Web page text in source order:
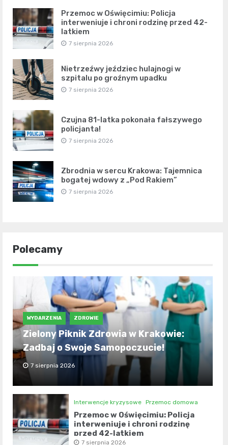
Przemoc w Oświęcimiu: Policja
interweniuje i chroni rodzinę przed 42-
latkiem
7 sierpnia 2026
Nietrzeźwy jeździec hulajnogi w
szpitalu po groźnym upadku
7 sierpnia 2026
Czujna 81-latka pokonała fałszywego
policjanta!
7 sierpnia 2026
Zbrodnia w sercu Krakowa: Tajemnica
bogatej wdowy z „Pod Rakiem”
7 sierpnia 2026
Polecamy
WYDARZENIA ZDROWIE
Zielony Piknik Zdrowia w Krakowie:
Zadbaj o Swoje Samopoczucie!
7 sierpnia 2026
Interwencje kryzysowe Przemoc domowa
Przemoc w Oświęcimiu: Policja
interweniuje i chroni rodzinę
przed 42-latkiem
7 sierpnia 2026